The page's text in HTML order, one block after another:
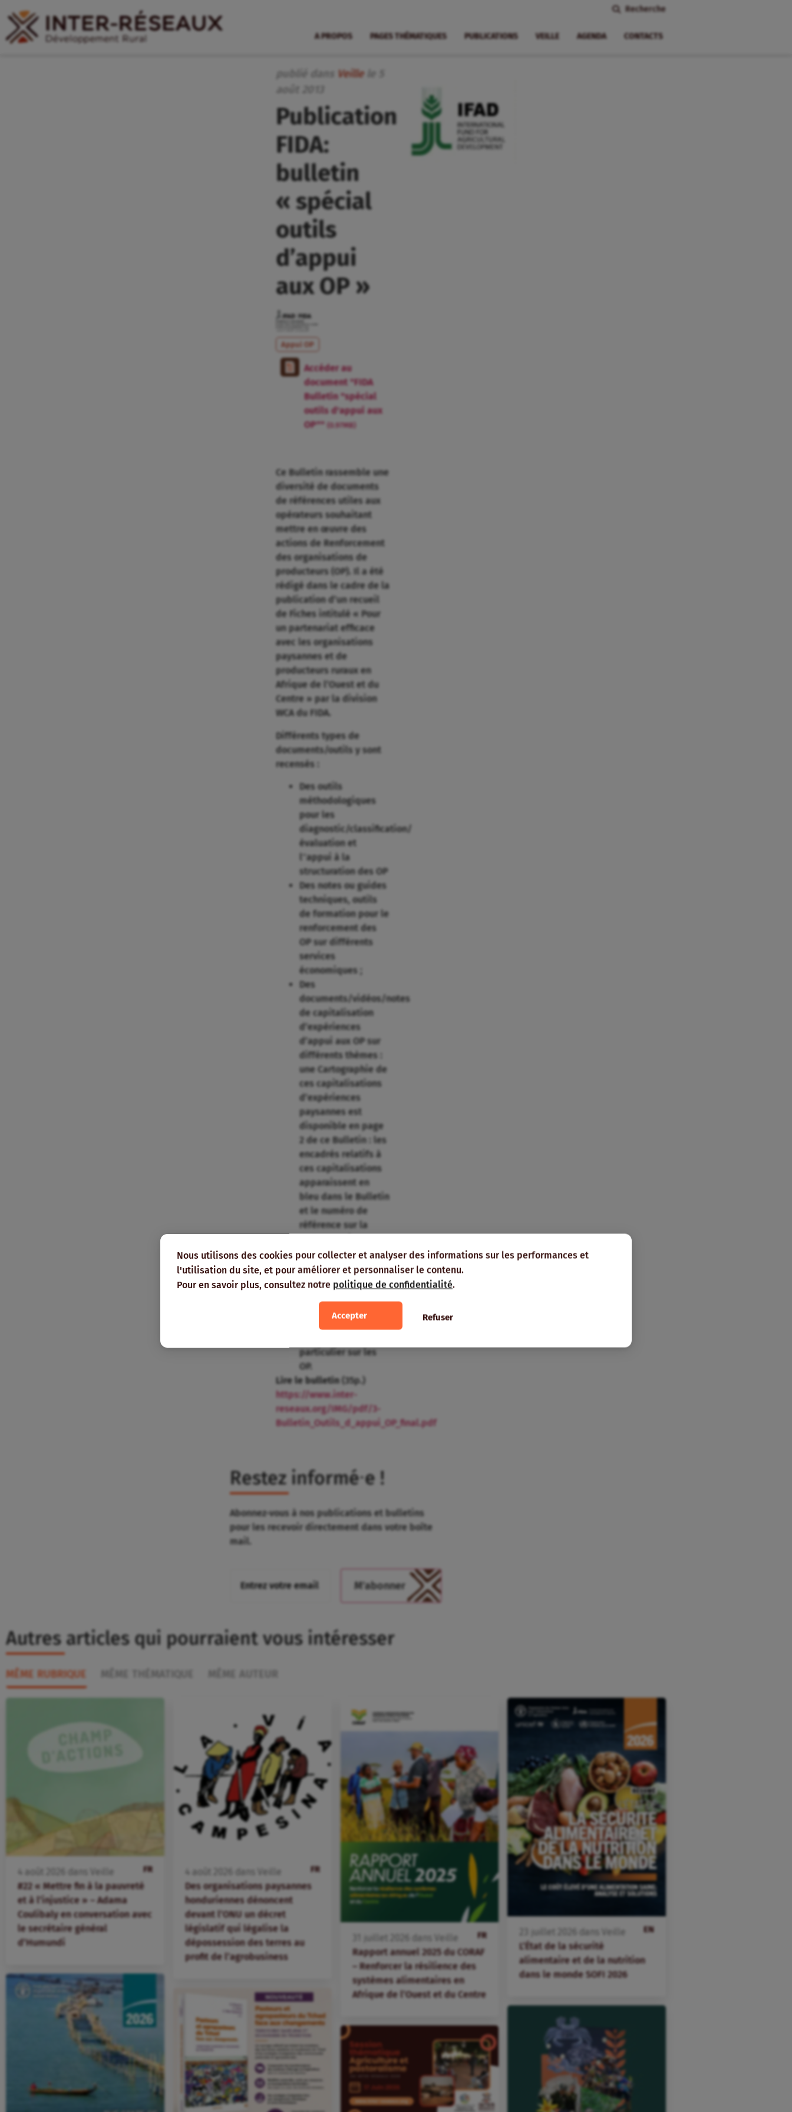
Nous utilisons des cookies pour collecter et analyser des informations sur les performances et
l'utilisation du site, et pour améliorer et personnaliser le contenu.
Pour en savoir plus, consultez notre politique de confidentialité.
Accepter Refuser
Recherche
A PROPOS PAGES THÉMATIQUES PUBLICATIONS VEILLE AGENDA CONTACTS
publié dans Veille le
août
Publication
FIDA:
bulletin
« spécial
outils
d’appui
aux OP »
Appui OP
Accéder au
document "FIDA
Bulletin "spécial
outils d'appui aux
OP""
(0.97MB)
Ce Bulletin rassemble une
diversité de documents
de références utiles aux
opérateurs souhaitant
mettre en œuvre des
actions de Renforcement
des organisations de
producteurs (OP). Il a été
rédigé dans le cadre de la
publication d’un recueil
de Fiches intitulé « Pour
un partenariat efficace
avec les organisations
paysannes et de
producteurs ruraux en
Afrique de l’Ouest et du
Centre » par la division
WCA du FIDA.
Différents types de
documents/outils y sont
recensés :
Des outils
méthodologiques
pour les
diagnostic/classification/
évaluation et
l‟appui à la
structuration des OP
Des notes ou guides
techniques, outils
de formation pour le
renforcement des
OP sur différents
services
économiques ;
Des
documents/vidéos/notes
de capitalisation
d’expériences
d’appui aux OP sur
différents thèmes :
une Cartographie de
ces capitalisations
d’expériences
paysannes est
disponible en page
2 de ce Bulletin : les
encadrés relatifs à
ces capitalisations
apparaissent en
bleu dans le Bulletin
et le numéro de
référence sur la
(Numéro de chapitre
Numéro du
document) ;
publications clés sur
le développement
particulier sur les
OP.
Lire le bulletin(35p.)
https://www.inter-
reseaux.org/IMG/pdf/3-
Bulletin_Outils_d_appui_OP_final.pdf
Restez informé⸱e !
Abonnez-vous à nos publications et bulletins
pour les recevoir directement dans votre boîte
mail.
Autres articles qui pourraient vous intéresser
MÊME RUBRIQUE
FR
4 août dans
Veille
#22 « Mettre fin à la pauvreté
et à l’injustice » – Adama
Coulibaly en conversation avec
le secrétaire général
d’Humundi
FR
4 août dans
Veille
Des organisations paysannes
honduriennes dénoncent
devant l’ONU un décret
législatif qui légalise la
dépossession des terres au
profit de l’agrobusiness
FR
juillet dans
Veille
Rapport annuel 2025 du CORAF
– Renforcer la résilience des
systèmes alimentaires en
Afrique de l’Ouest et du Centre
EN
juillet dans
Veille
L’État de la sécurité
alimentaire et de la nutrition
dans le monde SOFI 2026